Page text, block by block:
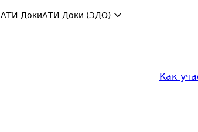
АТИ-ДокиАТИ-Доки (ЭДО)
Как